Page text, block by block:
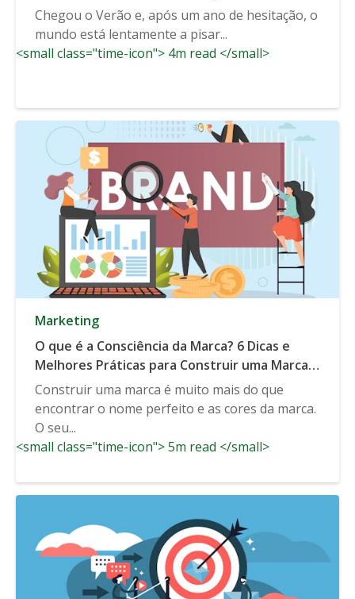
Chegou o Verão e, após um ano de hesitação, o
mundo está lentamente a pisar...
<small class="time-icon"> 4m read </small>
Marketing
O que é a Consciência da Marca? 6 Dicas e
Melhores Práticas para Construir uma Marca
Sólida
Construir uma marca é muito mais do que
encontrar o nome perfeito e as cores da marca.
O seu...
<small class="time-icon"> 5m read </small>